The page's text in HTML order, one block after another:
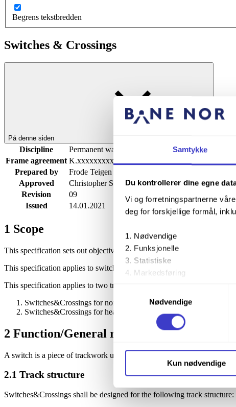
Samtykke
Du kontrollerer dine egne
Vi og forretningspartnerne
deg for forskjellige formål,
Nødvendige
Funksjonelle
Statistiske
Markedsføring
Ved å trykke «Godta alle» gir
trykke på avmerkingsboksen
Du kan lese mer om hvordan
personopplysninger på vår side
Samtykkevalg
Nødvendige
Kun nødvendige
Begrens tekstbredden
Switches & Crossings
På denne siden
Discipline
Permanent way
Frame agreement K.xxxxxxxxx
Prepared by
Frode Teigen
Approved
Christopher Schive
Revision
09
Issued
14.01.2021
1 Scope
This specification sets out objective requirements concerning the units
This specification applies to switch assemblies, switch components,
This specification applies to two traffic conditions:
Switches&Crossings for normal traffic
Switches&Crossings for heavy haul traffic
2 Function/General requirements
A switch is a piece of trackwork used to set the train route when there
2.1 Track structure
Switches&Crossings shall be designed for the following track structure: